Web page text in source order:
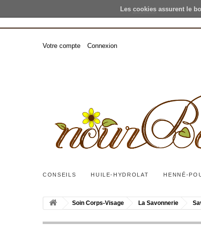
Les cookiesassurent le
Votre compte Connexion
CONSEILS HUILE-HYDROLAT HENNÉ-
Soin Corps-Visage La Savonnerie